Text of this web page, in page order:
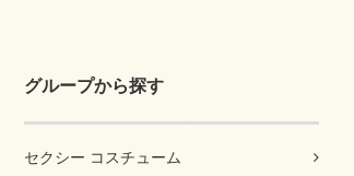
グループから探す
セクシー コスチューム